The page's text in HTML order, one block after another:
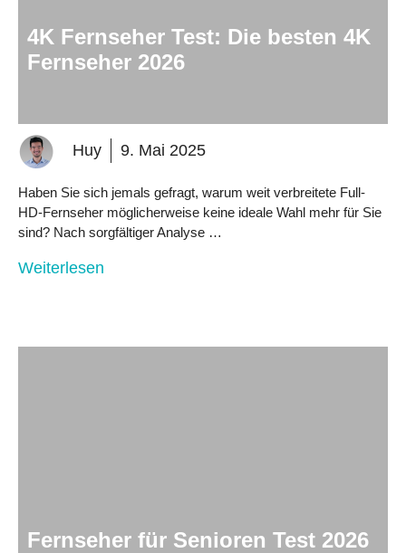
4K Fernseher Test: Die besten 4K
Fernseher 2026
Huy 9. Mai 2025
Haben Sie sich jemals gefragt, warum weit verbreitete Full-
HD-Fernseher möglicherweise keine ideale Wahl mehr für Sie
sind? Nach sorgfältiger Analyse …
Weiterlesen
Fernseher für Senioren Test 2026